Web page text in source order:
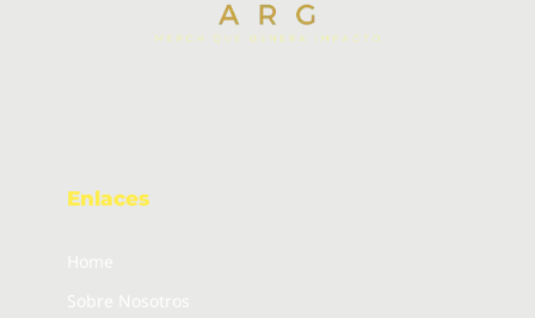
Enlaces
Home
Sobre Nosotros